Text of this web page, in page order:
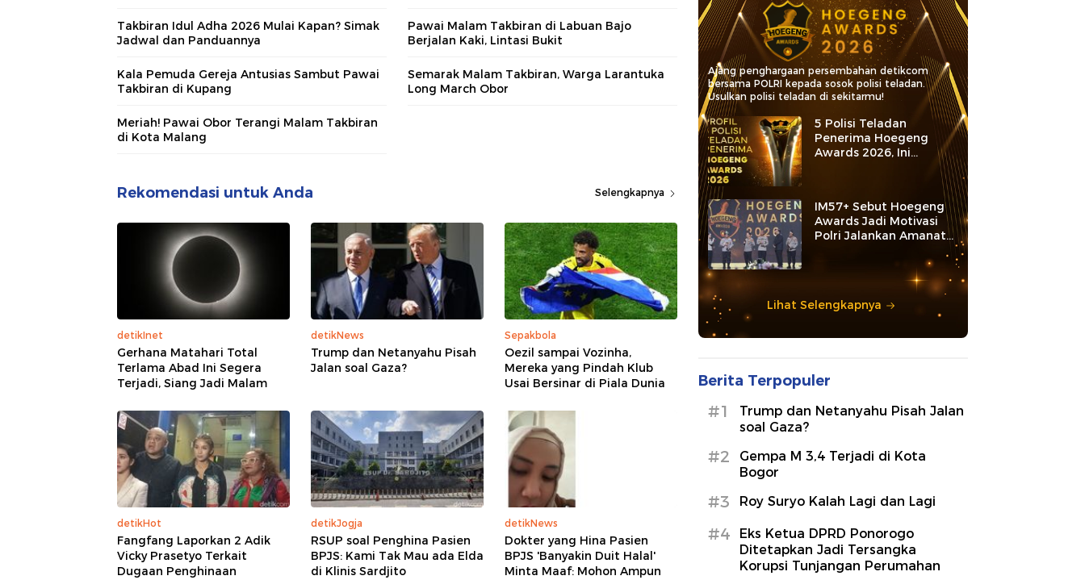
Takbiran Idul Adha 2026 Mulai Kapan? Simak
Jadwal dan Panduannya
Pawai Malam Takbiran di Labuan Bajo
Berjalan Kaki, Lintasi Bukit
Kala Pemuda Gereja Antusias Sambut Pawai
Takbiran di Kupang
Semarak Malam Takbiran, Warga Larantuka
Long March Obor
Meriah! Pawai Obor Terangi Malam Takbiran
di Kota Malang
Rekomendasi untuk Anda Selengkapnya
detikInet
Gerhana Matahari Total
Terlama Abad Ini Segera
Terjadi, Siang Jadi Malam
detikNews
Trump dan Netanyahu Pisah
Jalan soal Gaza?
Sepakbola
Oezil sampai Vozinha,
Mereka yang Pindah Klub
Usai Bersinar di Piala Dunia
detikHot
Fangfang Laporkan 2 Adik
Vicky Prasetyo Terkait
Dugaan Penghinaan
detikJogja
RSUP soal Penghina Pasien
BPJS: Kami Tak Mau ada Elda
di Klinis Sardjito
detikNews
Dokter yang Hina Pasien
BPJS 'Banyakin Duit Halal'
Minta Maaf: Mohon Ampun
Ajang penghargaan persembahan detikcom
bersama POLRI kepada sosok polisi teladan.
Usulkan polisi teladan di sekitarmu!
5 Polisi Teladan
Penerima Hoegeng
Awards 2026, Ini
Kategori dan Kiprahnya
IM57+ Sebut Hoegeng
Awards Jadi Motivasi
Polri Jalankan Amanat
Lihat Selengkapnya
Berita Terpopuler
#1
Trump dan Netanyahu Pisah Jalan
soal Gaza?
#2
Gempa M 3,4 Terjadi di Kota
Bogor
#3 Roy Suryo Kalah Lagi dan Lagi
#4
Eks Ketua DPRD Ponorogo
Ditetapkan Jadi Tersangka
Korupsi Tunjangan Perumahan